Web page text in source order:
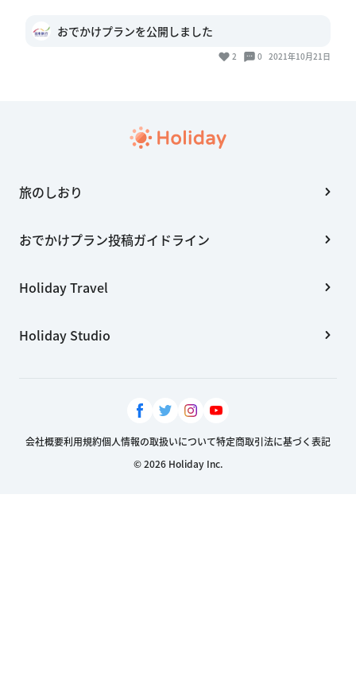
おでかけプランを公開しました
2 0 2021年10月21日
旅のしおり
おでかけプラン投稿ガイドライン
Holiday Travel
Holiday Studio
会社概要利用規約個人情報の取扱いについて特定商取引法に基づく表記
© 2026 Holiday Inc.